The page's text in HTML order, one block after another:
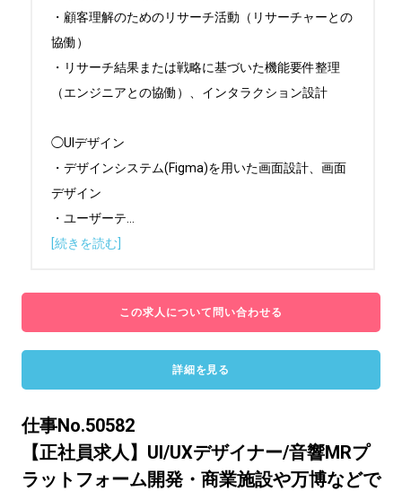
・顧客理解のためのリサーチ活動（リサーチャーとの
協働）
・リサーチ結果または戦略に基づいた機能要件整理
（エンジニアとの協働）、インタラクション設計
◯UIデザイン
・デザインシステム(Figma)を用いた画面設計、画面
デザイン
・ユーザーテ
[続きを読む]
この求人について問い合わせる
詳細を見る
仕事No.50582
【正社員求人】UI/UXデザイナー/音響MRプ
ラットフォーム開発・商業施設や万博などで